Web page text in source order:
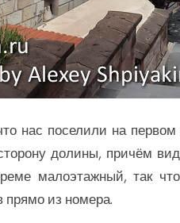
нас поселили на
долины, причём
малоэтажный, так
из номера.